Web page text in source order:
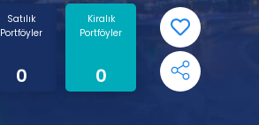
Satılık
Portföyler
0
Kiralık
Portföyler
0